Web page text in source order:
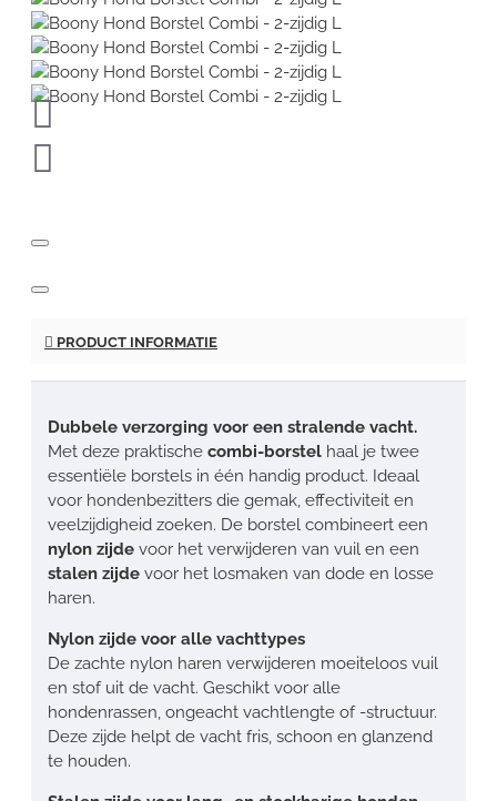
PRODUCT INFORMATIE
Dubbele verzorging voor een stralende vacht.
Met deze praktische combi-borstel haal je twee
essentiële borstels in één handig product. Ideaal
voor hondenbezitters die gemak, effectiviteit en
veelzijdigheid zoeken. De borstel combineert een
nylon zijde voor het verwijderen van vuil en een
stalen zijde voor het losmaken van dode en losse
haren.
Nylon zijde voor alle vachttypes
De zachte nylon haren verwijderen moeiteloos vuil
en stof uit de vacht. Geschikt voor alle
hondenrassen, ongeacht vachtlengte of -structuur.
Deze zijde helpt de vacht fris, schoon en glanzend
te houden.